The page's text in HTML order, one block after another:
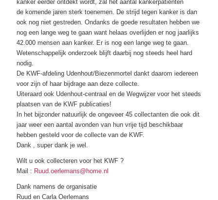
kanker eerder ontdekt wordt, zal het aantal kankerpatiënten
de komende jaren sterk toenemen. De strijd tegen kanker is dan
ook nog niet gestreden. Ondanks de goede resultaten hebben we
nog een lange weg te gaan want helaas overlijden er nog jaarlijks
42.000 mensen aan kanker. Er is nog een lange weg te gaan.
Wetenschappelijk onderzoek blijft daarbij nog steeds heel hard
nodig.
De KWF-afdeling Udenhout/Biezenmortel dankt daarom iedereen
voor zijn of haar bijdrage aan deze collecte.
Uiteraard ook Udenhout-centraal en de Wegwijzer voor het steeds
plaatsen van de KWF publicaties!
In het bijzonder natuurlijk de ongeveer 45 collectanten die ook dit
jaar weer een aantal avonden van hun vrije tijd beschikbaar
hebben gesteld voor de collecte van de KWF.
Dank , super dank je wel.
Wilt u ook collecteren voor het KWF ?
Mail : Ruud.oerlemans@home.nl
Dank namens de organisatie
Ruud en Carla Oerlemans